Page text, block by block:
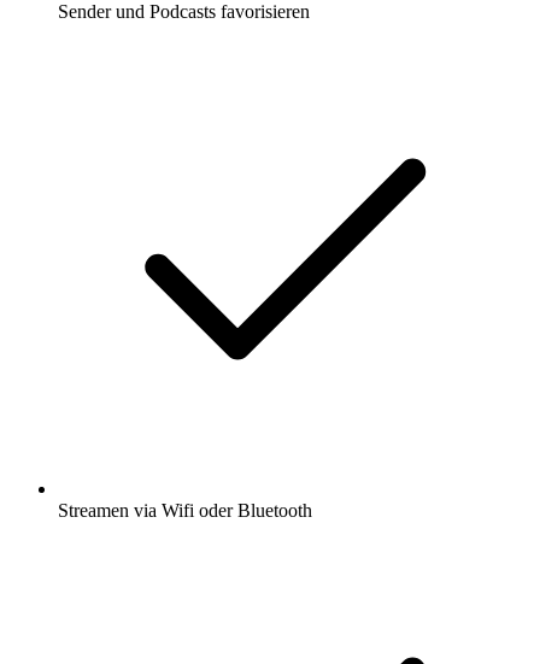
Sender und Podcasts favorisieren
Streamen via Wifi oder Bluetooth